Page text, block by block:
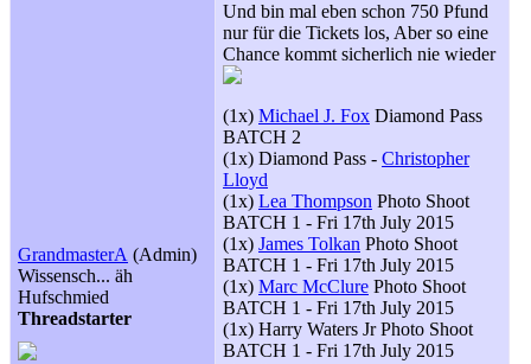
GrandmasterA (Admin)
Wissensch... äh
Hufschmied
Threadstarter
Und bin mal eben schon 750 Pfund
nur für die Tickets los, Aber so eine
Chance kommt sicherlich nie wieder
(1x) Michael J. Fox Diamond Pass
BATCH 2
(1x) Diamond Pass - Christopher
Lloyd
(1x) Lea Thompson Photo Shoot
BATCH 1 - Fri 17th July 2015
(1x) James Tolkan Photo Shoot
BATCH 1 - Fri 17th July 2015
(1x) Marc McClure Photo Shoot
BATCH 1 - Fri 17th July 2015
(1x) Harry Waters Jr Photo Shoot
BATCH 1 - Fri 17th July 2015